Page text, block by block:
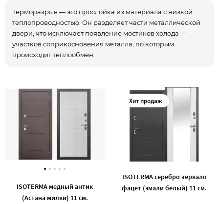
Терморазрыв — это прослойка из материала с низкой
теплопроводностью. Он разделяет части металлической
двери, что исключает появление мостиков холода —
участков соприкосновения металла, по которым
происходит теплообмен.
ISOTERMA медный антик
(Астана милки) 11 см.
ISOTERMA серебро зеркало
фацет (эмали белый) 11 см.